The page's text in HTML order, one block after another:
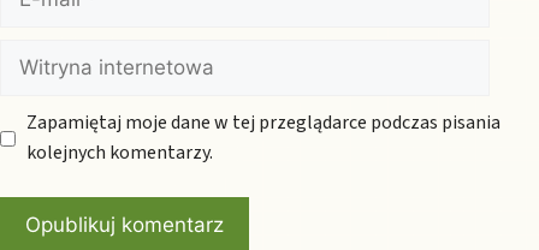
mail
Witryna
internetowa
Zapamiętaj moje dane w tej przeglądarce podczas pisania
kolejnych komentarzy.